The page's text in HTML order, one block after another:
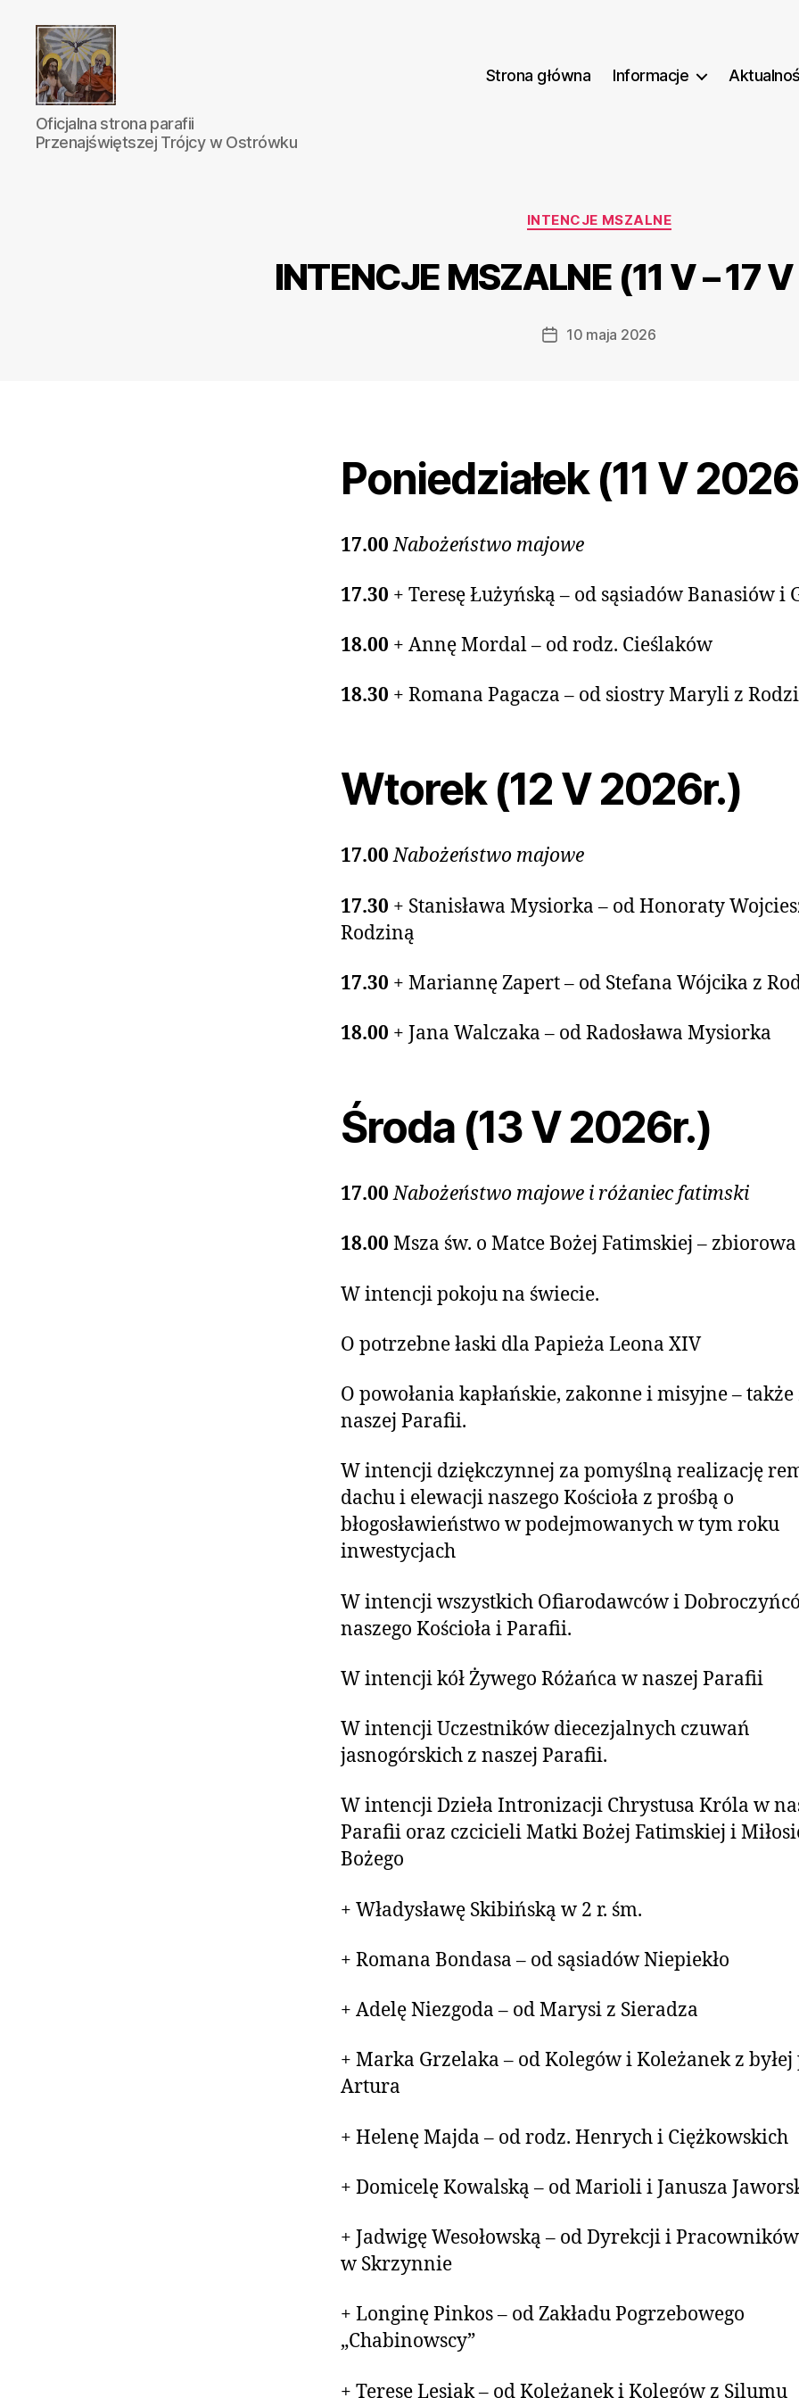
Parafia
Katolicka
Przenajświętszej
Oficjalna strona parafii
Przenajświętszej Trójcy w Ostrówku
Strona główna Informacje
Kategorie
INTENCJE MSZALNE
INTENCJE MSZALNE (11 V – 17
Data10 maja 2026
Poniedziałek (11 V
17.00Nabożeństwo majowe
17.30 + Teresę Łużyńską – od sąsiadów Banasiów i
18.00 + Annę Mordal – od rodz. Cieślaków
18.30 + Romana Pagacza – od siostry Maryli z
Wtorek (12 V 2026r.)
17.00Nabożeństwo majowe
17.30 + Stanisława Mysiorka – od Honoraty
Rodziną
17.30 + Mariannę Zapert – od Stefana Wójcika z
18.00 + Jana Walczaka – od Radosława Mysiorka
Środa (13 V 2026r.)
17.00Nabożeństwo majowe i różaniec fatimski
18.00 Msza św. o Matce Bożej Fatimskiej – zbiorowa
W intencji pokoju na świecie.
O potrzebne łaski dla Papieża Leona XIV
O powołania kapłańskie, zakonne i misyjne – także
naszej Parafii.
W intencji dziękczynnej za pomyślną realizację
dachu i elewacji naszego Kościoła z prośbą o
błogosławieństwo w podejmowanych w tym roku
inwestycjach
W intencji wszystkich Ofiarodawców i
naszego Kościoła i Parafii.
W intencji kół Żywego Różańca w naszej Parafii
W intencji Uczestników diecezjalnych czuwań
jasnogórskich z naszej Parafii.
W intencji Dzieła Intronizacji Chrystusa Króla w
Parafii oraz czcicieli Matki Bożej Fatimskiej i
Bożego
+ Władysławę Skibińską w 2 r. śm.
+ Romana Bondasa – od sąsiadów Niepiekło
+ Adelę Niezgoda – od Marysi z Sieradza
+ Marka Grzelaka – od Kolegów i Koleżanek z
Artura
+ Helenę Majda – od rodz. Henrych i Ciężkowskich
+ Domicelę Kowalską – od Marioli i Janusza
+ Jadwigę Wesołowską – od Dyrekcji i Pracowników
w Skrzynnie
+ Longinę Pinkos – od Zakładu Pogrzebowego
„Chabinowscy”
+ Teresę Lesiak – od Koleżanek i Kolegów z Silumu